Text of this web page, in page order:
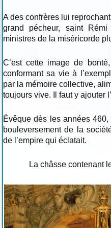
A des confrères lui
grand pécheur, saint
ministres de la miséricorde
C’est cette image de
conformant sa vie à
par la mémoire collective,
toujours vive. Il faut y ajouter
Évêque dès les années
bouleversement de la
de l’empire qui éclatait.
La châsse contenant